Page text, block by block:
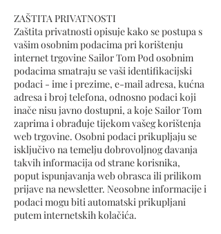
ZAŠTITA PRIVATNOSTI
Zaštita privatnosti opisuje kako se postupa s
vašim osobnim podacima pri korištenju
internet trgovine Sailor Tom Pod osobnim
podacima smatraju se vaši identifikacijski
podaci - ime i prezime, e-mail adresa, kućna
adresa i broj telefona, odnosno podaci koji
inače nisu javno dostupni, a koje Sailor Tom
zaprima i obrađuje tijekom vašeg korištenja
web trgovine. Osobni podaci prikupljaju se
isključivo na temelju dobrovoljnog davanja
takvih informacija od strane korisnika,
poput ispunjavanja web obrasca ili prilikom
prijave na newsletter. Neosobne informacije i
podaci mogu biti automatski prikupljani
putem internetskih kolačića.